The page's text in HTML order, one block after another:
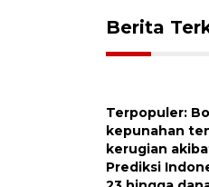
Berita
Terpopuler:
kepunahan
kerugian
Prediksi